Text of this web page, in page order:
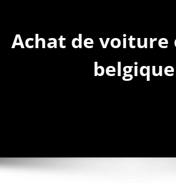
Achat de voiture
belgique